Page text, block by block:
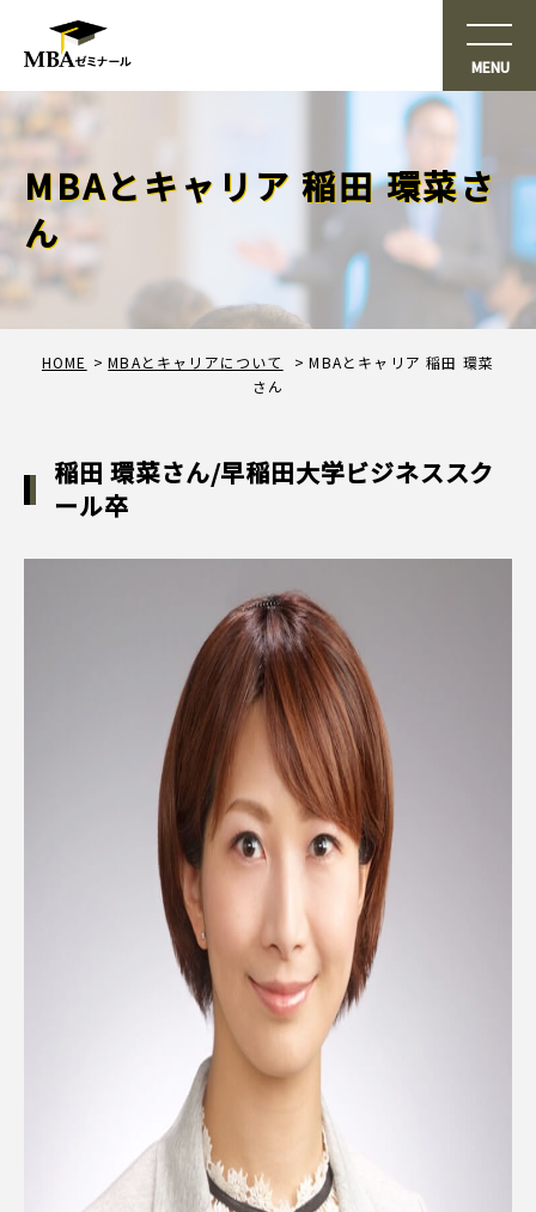
MBAとキャリア 稲田 環菜さ
ん
HOME MBAとキャリアについて
MBAとキャリア 稲田 環菜
さん
稲田 環菜さん/早稲田大学ビジネススク
ール卒